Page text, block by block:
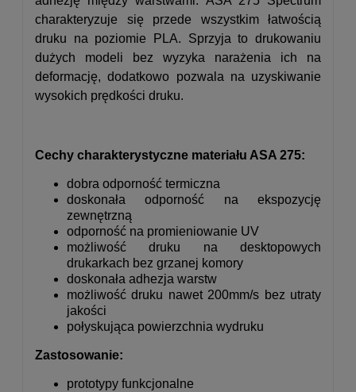
charakteryzuje się przede wszystkim łatwością
druku na poziomie PLA. Sprzyja to drukowaniu
dużych modeli bez wyzyka narażenia ich na
deformację, dodatkowo pozwala na uzyskiwanie
wysokich prędkości druku.
Cechy charakterystyczne materiału ASA 275:
dobra odporność termiczna
doskonała odporność na ekspozycję
zewnętrzną
odporność na promieniowanie UV
możliwość druku na desktopowych
drukarkach bez grzanej komory
doskonała adhezja warstw
możliwość druku nawet 200mm/s bez utraty
jakości
połyskująca powierzchnia wydruku
Zastosowanie:
prototypy funkcjonalne